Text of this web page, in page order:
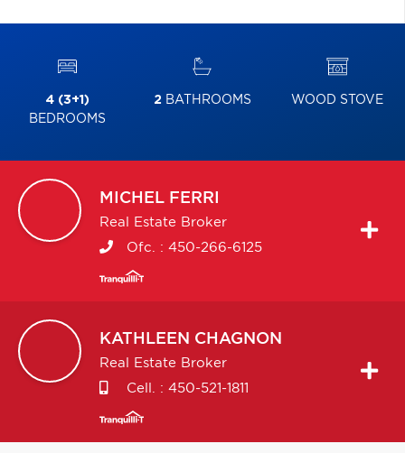
4 (3+1)
BEDROOMS
2BATHROOMS WOOD STOVE
MICHEL FERRI
Real Estate Broker
Ofc. : 450-266-6125
KATHLEEN CHAGNON
Real Estate Broker
Cell. : 450-521-1811